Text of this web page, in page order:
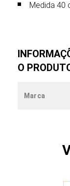
Medida 40
O
Marca